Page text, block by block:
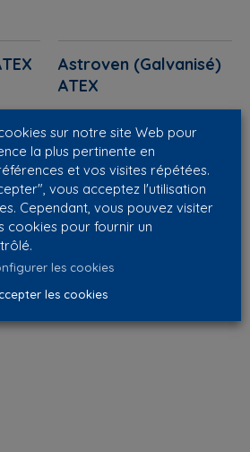
Astroven (Galvanisé)
ATEX
sur notre site Web pour
la plus pertinente en
et vos visites répétées.
vous acceptez l'utilisation
Cependant, vous pouvez visiter
cookies pour fournir un
les cookies
les cookies